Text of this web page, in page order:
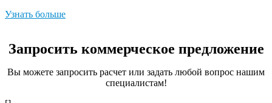
Узнать больше
Запросить коммерческое предложение
Вы можете запросить расчет или задать любой вопрос нашим
специалистам!